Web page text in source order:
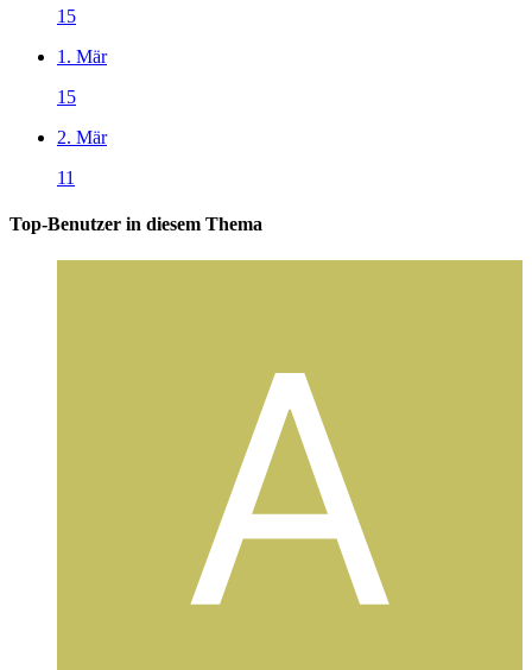
15
1. Mär
15
2. Mär
11
Top-Benutzer in diesem Thema